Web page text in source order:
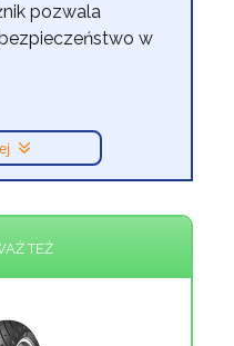
pozwala
w
TEŻ